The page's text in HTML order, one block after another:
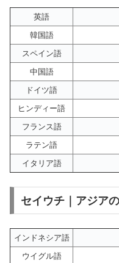
英語
韓国語
スペイン語
中国語
ドイツ語
ヒンディー語
フランス語
ラテン語
イタリア語
セイウチ｜アジア
インドネシア語
ウイグル語